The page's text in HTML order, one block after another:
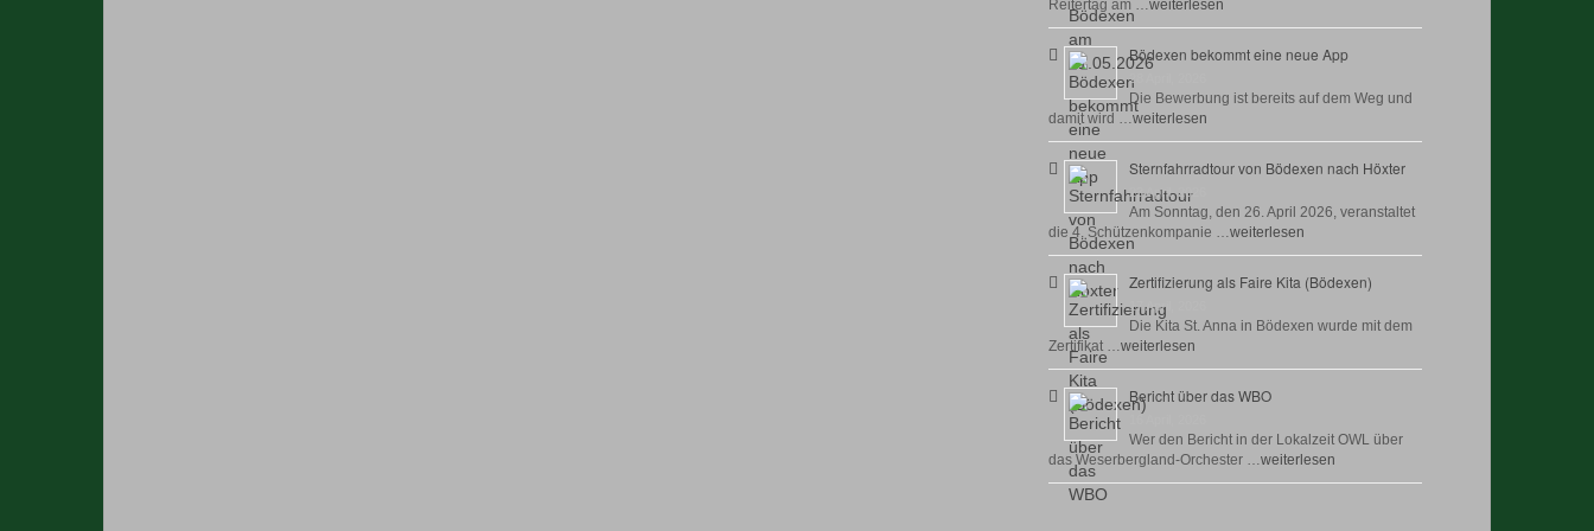
Reitertag am …weiterlesen
Bödexen bekommt eine neue App
28 April, 2026
Die Bewerbung ist bereits auf dem Weg und
damit wird …weiterlesen
Sternfahrradtour von Bödexen nach Höxter
23 April, 2026
Am Sonntag, den 26. April 2026, veranstaltet
die 4. Schützenkompanie …weiterlesen
Zertifizierung als Faire Kita (Bödexen)
17 April, 2026
Die Kita St. Anna in Bödexen wurde mit dem
Zertifikat …weiterlesen
Bericht über das WBO
Wer den Bericht in der Lokalzeit OWL über
das Weserbergland-Orchester …weiterlesen